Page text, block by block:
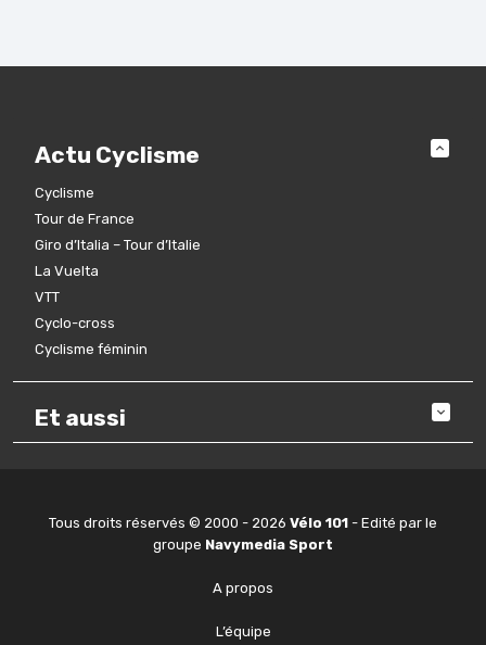
Actu Cyclisme
Cyclisme
Tour de France
Giro d’Italia – Tour d’Italie
La Vuelta
VTT
Cyclo-cross
Cyclisme féminin
Et aussi
Tous droits réservés © 2000 - 2026 Vélo 101 - Edité par le
groupe Navymedia Sport
A propos
L’équipe